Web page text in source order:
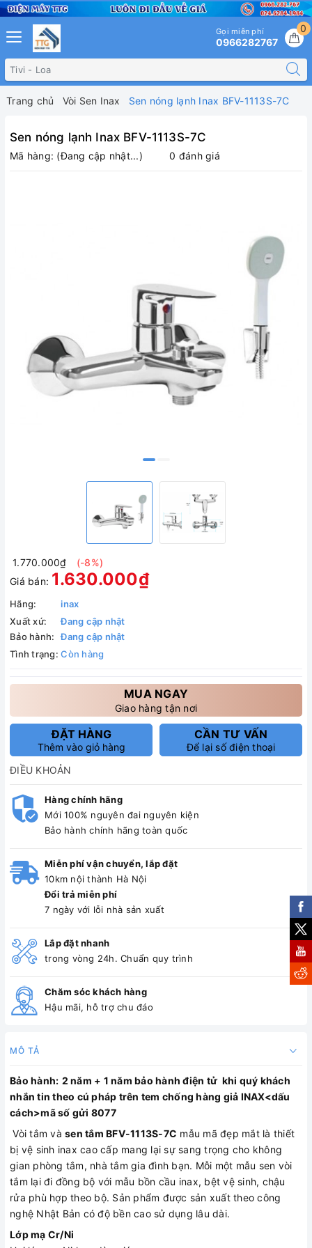
0
Gọi miễn phí
0966282767
Trang chủ Vòi Sen Inax Sen nóng lạnh Inax BFV-1113S-7C
Sen nóng lạnh Inax BFV-1113S-7C
Mã hàng: (Đang cập nhật...) 0 đánh giá
1.770.000₫
(-8%)
Giá bán: 1.630.000₫
Hãng:
inax
Xuất xứ:
Đang cập nhật
Bảo hành:
Đang cập nhật
Tình trạng: Còn hàng
MUA NGAY
Giao hàng tận nơi
ĐẶT HÀNG
Thêm vào giỏ hàng
CẦN TƯ VẤN
Để lại số điện thoại
ĐIỀU KHOẢN
Hàng chính hãng
Mới 100% nguyên đai nguyên kiện
Bảo hành chính hãng toàn quốc
Miễn phí vận chuyển, lắp đặt
10km nội thành Hà Nội
Đổi trả miễn phí
7 ngày với lỗi nhà sản xuất
Lắp đặt nhanh
trong vòng 24h. Chuẩn quy trình
Chăm sóc khách hàng
Hậu mãi, hỗ trợ chu đáo
MÔ TẢ
Bảo hành: 2 năm + 1 năm bảo hành điện tử khi quý khách
nhắn tin theo cú pháp trên tem chống hàng giả INAX<dấu
cách>mã số gửi 8077
Vòi tắm và sen tắm BFV-1113S-7C mẫu mã đẹp mắt là thiết
bị vệ sinh inax cao cấp mang lại sự sang trọng cho không
gian phòng tắm, nhà tắm gia đình bạn. Mỗi một mẫu sen vòi
tắm lại đi đồng bộ với mẫu bồn cầu inax, bệt vệ sinh, chậu
rửa phù hợp theo bộ. Sản phẩm được sản xuất theo công
nghệ Nhật Bản có độ bền cao sử dụng lâu dài.
Lớp mạ Cr/Ni